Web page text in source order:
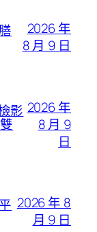
2026 年
8 月 9 日
影 2026 年
8 月 9
日
2026 年 8
月 9 日